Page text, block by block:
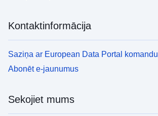
Kontaktinformācija
Saziņa ar European Data Portal komandu
Abonēt e-jaunumus
Sekojiet mums